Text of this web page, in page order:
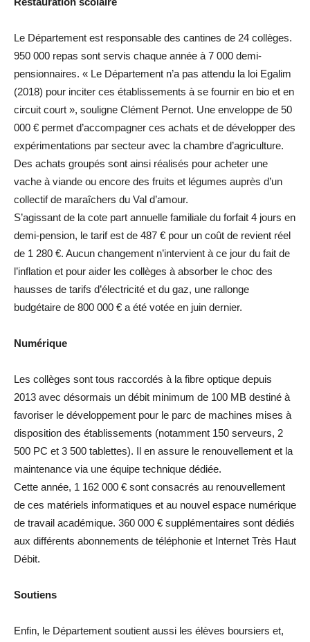
Le Département est responsable des cantines de 24 collèges.
950 000 repas sont servis chaque année à 7 000 demi-
pensionnaires. « Le Département n’a pas attendu la loi Egalim
(2018) pour inciter ces établissements à se fournir en bio et en
circuit court », souligne Clément Pernot. Une enveloppe de 50
000 € permet d’accompagner ces achats et de développer des
expérimentations par secteur avec la chambre d’agriculture.
Des achats groupés sont ainsi réalisés pour acheter une
vache à viande ou encore des fruits et légumes auprès d’un
collectif de maraîchers du Val d’amour.
S’agissant de la cote part annuelle familiale du forfait 4 jours en
demi-pension, le tarif est de 487 € pour un coût de revient réel
de 1 280 €. Aucun changement n’intervient à ce jour du fait de
l’inflation et pour aider les collèges à absorber le choc des
hausses de tarifs d’électricité et du gaz, une rallonge
budgétaire de 800 000 € a été votée en juin dernier.
Numérique
Les collèges sont tous raccordés à la fibre optique depuis
2013 avec désormais un débit minimum de 100 MB destiné à
favoriser le développement pour le parc de machines mises à
disposition des établissements (notamment 150 serveurs, 2
500 PC et 3 500 tablettes). Il en assure le renouvellement et la
maintenance via une équipe technique dédiée.
Cette année, 1 162 000 € sont consacrés au renouvellement
de ces matériels informatiques et au nouvel espace numérique
de travail académique. 360 000 € supplémentaires sont dédiés
aux différents abonnements de téléphonie et Internet Très Haut
Débit.
Soutiens
Enfin, le Département soutient aussi les élèves boursiers et,